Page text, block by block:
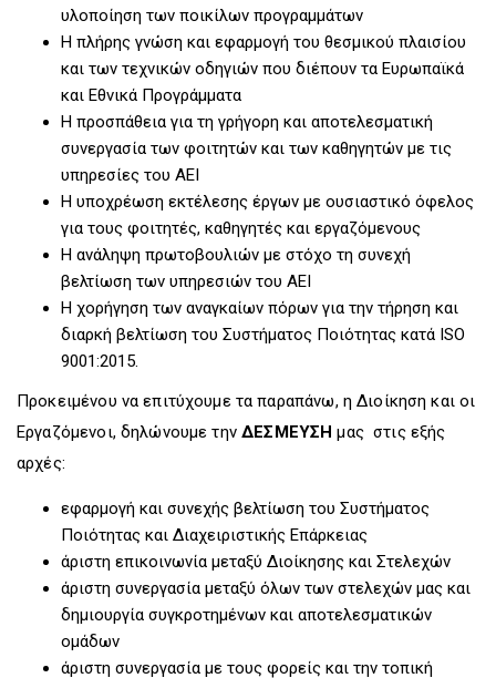
υλοποίηση των ποικίλων προγραμμάτων
Η πλήρης γνώση και εφαρμογή του θεσμικού πλαισίου
και των τεχνικών οδηγιών που διέπουν τα Ευρωπαϊκά
και Εθνικά Προγράμματα
Η προσπάθεια για τη γρήγορη και αποτελεσματική
συνεργασία των φοιτητών και των καθηγητών με τις
υπηρεσίες του ΑΕΙ
Η υποχρέωση εκτέλεσης έργων με ουσιαστικό όφελος
για τους φοιτητές, καθηγητές και εργαζόμενους
Η ανάληψη πρωτοβουλιών με στόχο τη συνεχή
βελτίωση των υπηρεσιών του ΑΕΙ
Η χορήγηση των αναγκαίων πόρων για την τήρηση και
διαρκή βελτίωση του Συστήματος Ποιότητας κατά ISO
9001:2015.
Προκειμένου να επιτύχουμε τα παραπάνω, η Διοίκηση και οι
Εργαζόμενοι, δηλώνουμε τηνΔΕΣΜΕΥΣΗ μας στις εξής
αρχές:
εφαρμογή και συνεχής βελτίωση του Συστήματος
Ποιότητας και Διαχειριστικής Επάρκειας
άριστη επικοινωνία μεταξύ Διοίκησης και Στελεχών
άριστη συνεργασία μεταξύ όλων των στελεχών μας και
δημιουργία συγκροτημένων και αποτελεσματικών
ομάδων
άριστη συνεργασία με τους φορείς και την τοπική